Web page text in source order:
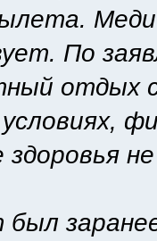
По
отдых
здоровья